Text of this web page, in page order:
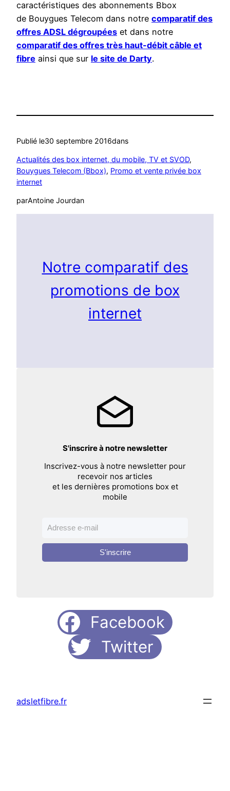
caractéristiques des abonnements Bbox
de Bouygues Telecom dans notre comparatif des
offres ADSL dégroupées et dans notre
comparatif des offres très haut-débit câble et
fibre ainsi que sur le site de Darty.
Publié le30 septembre 2016dans
Actualités des box internet, du mobile, TV et SVOD
Bouygues Telecom (Bbox), Promo et vente privée box
internet
parAntoine Jourdan
Notre comparatif des
promotions de box
internet
S'inscrire à notre newsletter
Inscrivez-vous à notre newsletter pour
recevoir nos articles
et les dernières promotions box et
mobile
S'inscrire
Facebook
Twitter
adsletfibre.fr